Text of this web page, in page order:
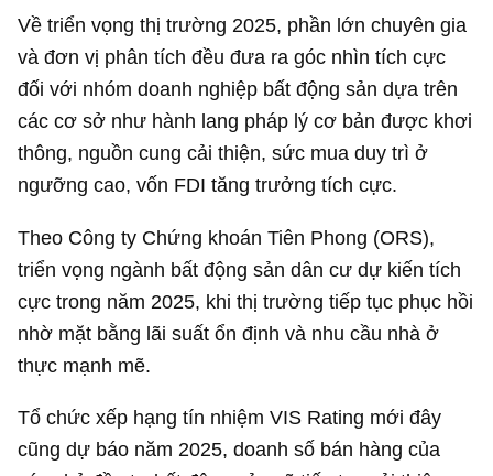
Về triển vọng thị trường 2025, phần lớn chuyên gia
và đơn vị phân tích đều đưa ra góc nhìn tích cực
đối với nhóm doanh nghiệp bất động sản dựa trên
các cơ sở như hành lang pháp lý cơ bản được khơi
thông, nguồn cung cải thiện, sức mua duy trì ở
ngưỡng cao, vốn FDI tăng trưởng tích cực.
Theo Công ty Chứng khoán Tiên Phong (ORS),
triển vọng ngành bất động sản dân cư dự kiến tích
cực trong năm 2025, khi thị trường tiếp tục phục hồi
nhờ mặt bằng lãi suất ổn định và nhu cầu nhà ở
thực mạnh mẽ.
Tổ chức xếp hạng tín nhiệm VIS Rating mới đây
cũng dự báo năm 2025, doanh số bán hàng của